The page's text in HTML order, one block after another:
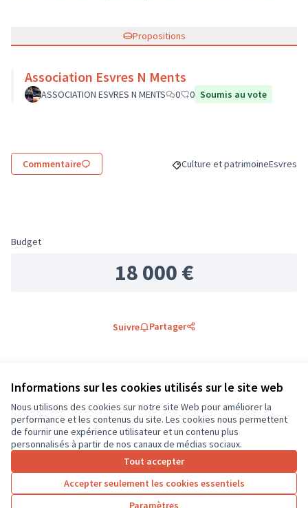
Informations sur les cookies utilisés sur le site web
Nous utilisons des cookies sur notre site Web pour améliorer la
performance et les contenus du site. Les cookies nous permettent
de fournir une expérience utilisateur et un contenu plus
personnalisés à partir de nos canaux de médias sociaux.
Tout accepter
Accepter seulement les cookies essentiels
Paramètres
Propositions
Association Esvres N Ments
ASSOCIATION ESVRES N MENTS 0 0 Soumis au vote
Commentaire Filtrer les résultats de la
Culture et patrimoineFiltrer
Esvres
Budget
18 000 €
Suivre Partager
Les mieux notésLes plus récents
Les plus
anciens
Les plus
débattus
créez un compte
commentaire.